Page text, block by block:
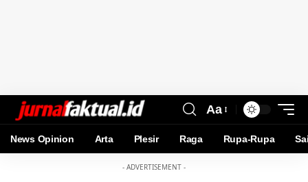
Aa
News Opinion Arta Plesir Raga Rupa-Rupa
- ADVERTISEMENT -